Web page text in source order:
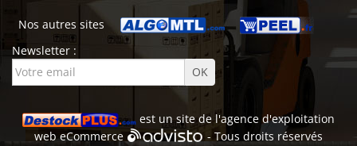
Nos autres sites
Newsletter :
est un site de l'agence d'exploitation
webeCommerce - Tous droits réservés